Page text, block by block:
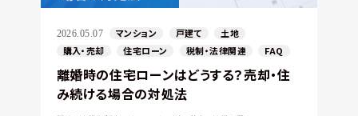
2026.05.07 マンション 戸建て
土地
購入・売却
住宅ローン 税制・法律関連 FAQ
離婚時の住宅ローンはどうする？売却・住
み続ける場合の対処法